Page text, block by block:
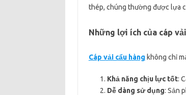
thép, chúng thường được lựa
Những lợi ích của cáp
Cáp vải cẩu hàng không chỉ
Khả năng chịu lực tốt:
Dễ dàng sử dụng: Sản